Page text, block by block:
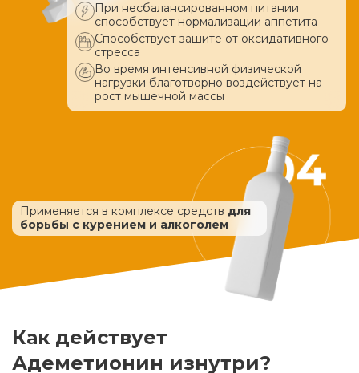
При несбалансированном питании
способствует нормализации аппетита
Способствует зашите от оксидативного
стресса
Во время интенсивной физической
нагрузки благотворно воздействует на
рост мышечной массы
Применяется в комплексе средств для
борьбы с курением и алкоголем
Как действует
Адеметионин изнутри?